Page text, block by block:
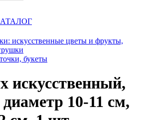
искусственные цветы и фрукты,
букеты
искусственный,
10-11 см,